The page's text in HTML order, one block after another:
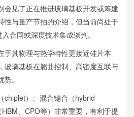
会见了正在推进玻璃基板开发或筹建
性与量产节拍的介绍，但当前尚处于
合同或深度技术集成谈判。
于其物理与热学特性更接近硅片本
玻璃基板在翘曲控制、高密度互联与
。
chiplet）、混合键合（hybrid
、CPO等）非常重要，有利于提